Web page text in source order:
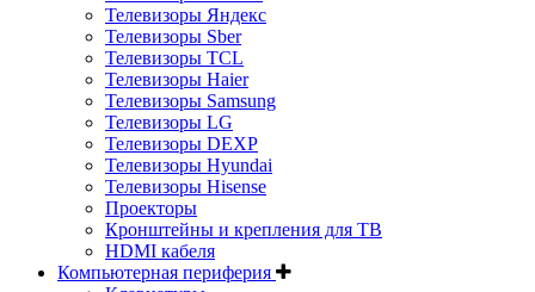
Телевизоры Яндекс
Телевизоры Sber
Телевизоры TCL
Телевизоры Haier
Телевизоры Samsung
Телевизоры LG
Телевизоры DEXP
Телевизоры Hyundai
Телевизоры Hisense
Проекторы
Кронштейны и крепления для ТВ
HDMI кабеля
Компьютерная периферия